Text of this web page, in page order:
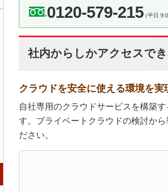
0120-579-215（平日
社内からしかアクセスで
クラウドを安全に使える環境を実
自社専用のクラウドサービスを構築
す。プライベートクラウドの検討か
ださい。